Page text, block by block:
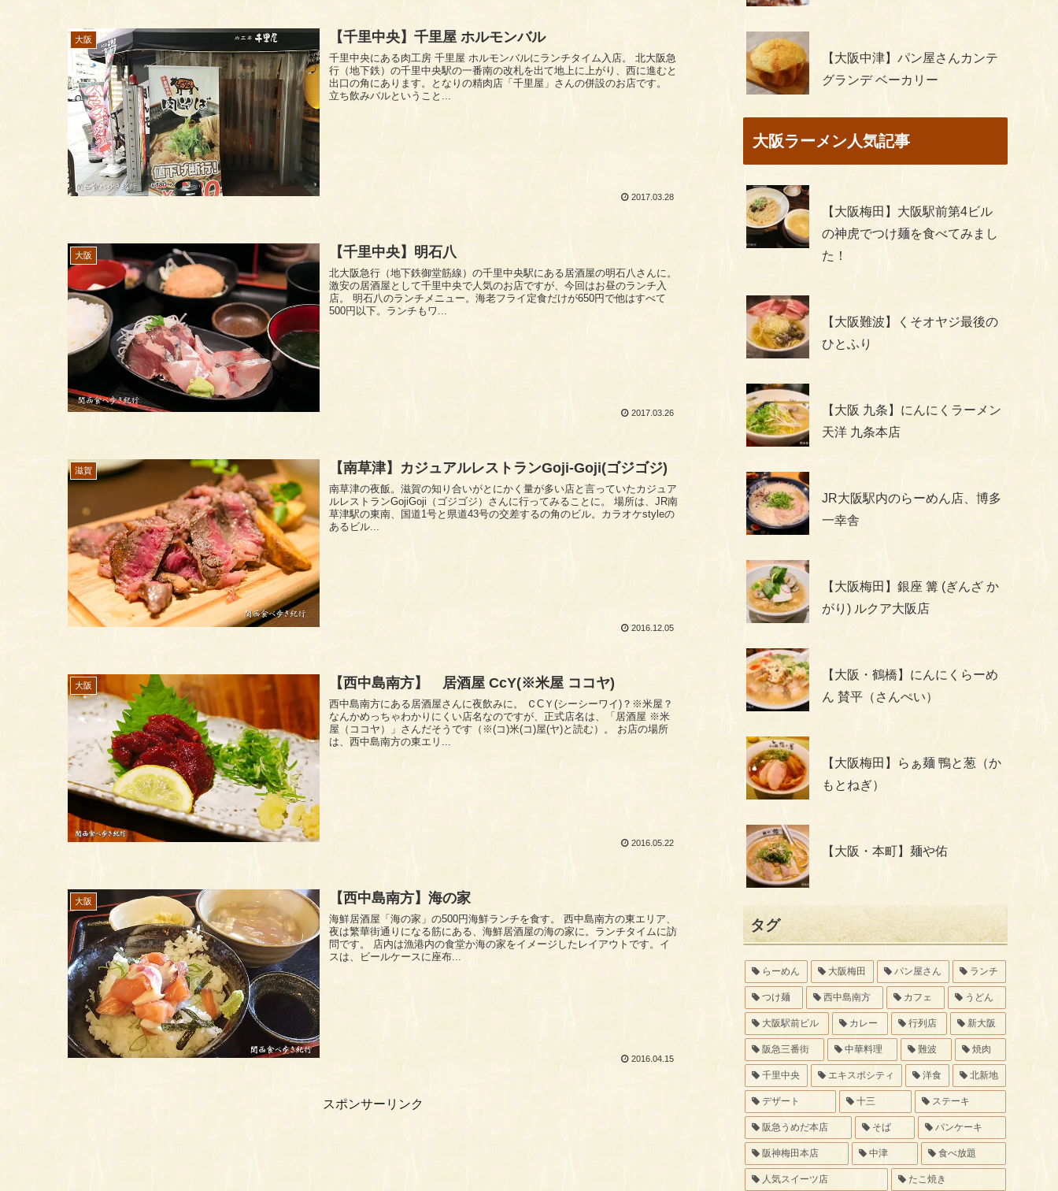
大阪 【千里中央】千里屋 ホルモンバル
千里中央にある肉工房 千里屋 ホルモンバルにランチタイム入店。 北大阪急
行（地下鉄）の千里中央駅の一番南の改札を出て地上に上がり、西に進むと
出口の角にあります。となりの精肉店「千里屋」さんの併設のお店です。
立ち飲みバルということ...
2017.03.28
大阪 【千里中央】明石八
北大阪急行（地下鉄御堂筋線）の千里中央駅にある居酒屋の明石八さんに。
激安の居酒屋として千里中央で人気のお店ですが、今回はお昼のランチ入
店。 明石八のランチメニュー。海老フライ定食だけが650円で他はすべて
500円以下。ランチもワ...
2017.03.26
滋賀 【南草津】カジュアルレストランGoji-Goji(ゴジゴジ)
南草津の夜飯。滋賀の知り合いがとにかく量が多い店と言っていたカジュア
ルレストランGojiGoji（ゴジゴジ）さんに行ってみることに。 場所は、JR南
草津駅の東南、国道1号と県道43号の交差するの角のビル。カラオケstyleの
あるビル...
2016.12.05
大阪 【西中島南方】 居酒屋 CcY(※米屋 ココヤ)
西中島南方にある居酒屋さんに夜飲みに。 ＣCＹ(シーシーワイ)？※米屋？
なんかめっちゃわかりにくい店名なのですが、正式店名は、「居酒屋 ※米
屋（ココヤ）」さんだそうです（※(コ)米(コ)屋(ヤ)と読む）。 お店の場所
は、西中島南方の東エリ...
2016.05.22
大阪 【西中島南方】海の家
海鮮居酒屋「海の家」の500円海鮮ランチを食す。 西中島南方の東エリア、
夜は繁華街通りになる筋にある、海鮮居酒屋の海の家に。ランチタイムに訪
問です。 店内は漁港内の食堂か海の家をイメージしたレイアウトです。イ
スは、ビールケースに座布...
2016.04.15
スポンサーリンク
【大阪中津】パン屋さんカンテ
グランデ ベーカリー
大阪ラーメン人気記事
【大阪梅田】大阪駅前第4ビル
の神虎でつけ麺を食べてみまし
た！
【大阪難波】くそオヤジ最後の
ひとふり
【大阪 九条】にんにくラーメン
天洋 九条本店
JR大阪駅内のらーめん店、博多
一幸舎
【大阪梅田】銀座 篝 (ぎんざ か
がり) ルクア大阪店
【大阪・鶴橋】にんにくらーめ
ん 賛平（さんぺい）
【大阪梅田】らぁ麺 鴨と葱（か
もとねぎ）
【大阪・本町】麺や佑
タグ
らーめん 大阪梅田 パン屋さん ランチ
つけ麺 西中島南方 カフェ うどん
大阪駅前ビル カレー 行列店 新大阪
阪急三番街 中華料理 難波 焼肉
千里中央 エキスポシティ 洋食 北新地
デザート 十三 ステーキ
阪急うめだ本店 そば パンケーキ
阪神梅田本店 中津 食べ放題
人気スイーツ店 たこ焼き